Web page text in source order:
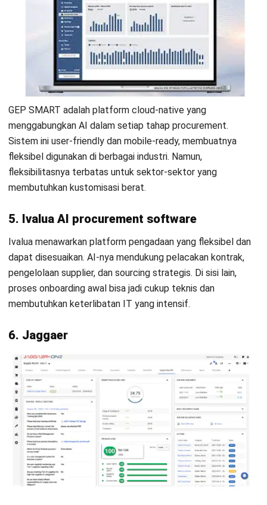
Daftar Sekarang dan Jadwalkan
Demo Software HashMicro Secara
Gratis!
Zip memanfaatkan teknologi multi-agent AI untuk
mendeteksi peluang optimasi dalam pengadaan. Sistem ini
mampu menyesuaikan rekomendasi berdasarkan konteks
organisasi, meski belum mendalami aspek manajemen aset
fisik secara menyeluruh.
9. Market Dojo
Sebagai software e-sourcing, Market Dojo menawarkan
pengelolaan tender dan negosiasi vendor secara digital.
Kelebihannya terletak pada biaya yang kompetitif dan fitur
yang cukup lengkap untuk UKM. Namun, fitur integrasi ERP
masih terbatas yang dapat menyebabkan alur kerja antar
departemen tidak bisa dipantau dalam satu platform utuh.
Fokus utama Blue Yonder adalah pada supply chain dan
demand forecasting, namun AI-nya juga relevan untuk
kebutuhan procurement strategis. Maka dari itu, sistem ini
cocok untuk perusahaan manufaktur besar.
Kesimpulan
Memilih software procurement yang tepat sangat
menentukan kelancaran operasional dan efisiensi anggaran
perusahaan. Dengan bantuan teknologi AI, proses